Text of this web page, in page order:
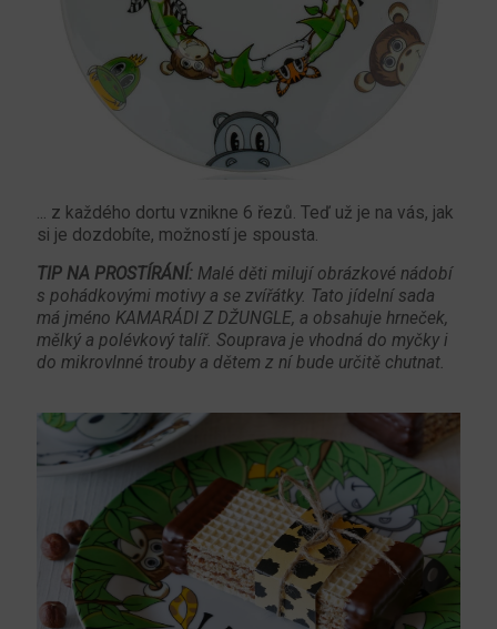
... z každého dortu vznikne 6 řezů. Teď už je na vás, jak
si je dozdobíte, možností je spousta.
TIP NA PROSTÍRÁNÍ: Malé děti milují obrázkové nádobí
s pohádkovými motivy a se zvířátky. Tato jídelní sada
má jméno KAMARÁDI Z DŽUNGLE, a obsahuje hrneček,
mělký a polévkový talíř. Souprava je vhodná do myčky i
do mikrovlnné trouby a dětem z ní bude určitě chutnat.